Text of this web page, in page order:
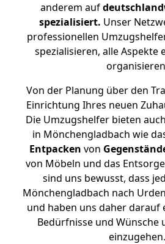
anderem auf
spezialisiert. Unser
professionellen
spezialisieren, alle Aspekte
Von der Planung über den
Einrichtung Ihres neuen
Die Umzugshelfer bieten
in Mönchengladbach wie
Entpacken von
von Möbeln und das
sind uns bewusst, dass
Mönchengladbach nach
und haben uns daher darauf
Bedürfnisse und Wünsche
einzugehen.